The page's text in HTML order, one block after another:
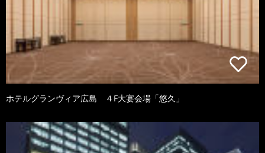
ホテルグランヴィア広島 ４F大宴会場「悠久」